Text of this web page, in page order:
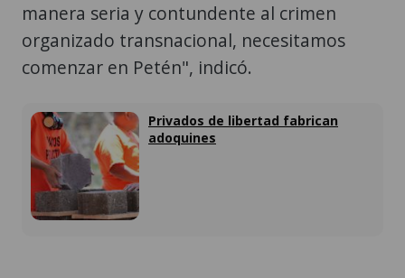
manera seria y contundente al crimen
organizado transnacional, necesitamos
comenzar en Petén", indicó.
Privados de libertad fabrican
adoquines